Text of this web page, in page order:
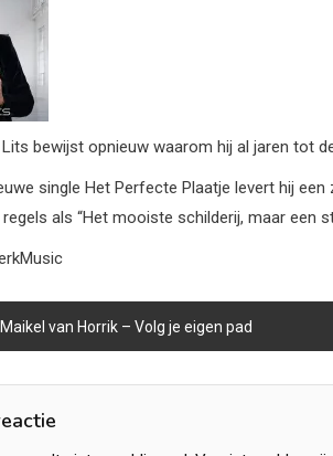
bewijst opnieuw waarom hij al jaren tot
single Het Perfecte Plaatje levert hij
als “Het mooiste schilderij, maar een
Maikel van Horrik – Volg je eigen pad